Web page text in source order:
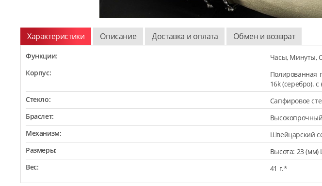
Характеристики Описание Доставка и оплата Обмен и возврат
Функции:
Часы, Минуты,
Корпус:
Полированная
16k (серебро).
Стекло:
Сапфировое
Браслет:
Механизм:
Швейцарский
Размеры:
Высота: 23
Вес:
41 г.*